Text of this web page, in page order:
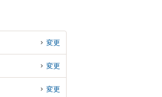
変更
変更
変更